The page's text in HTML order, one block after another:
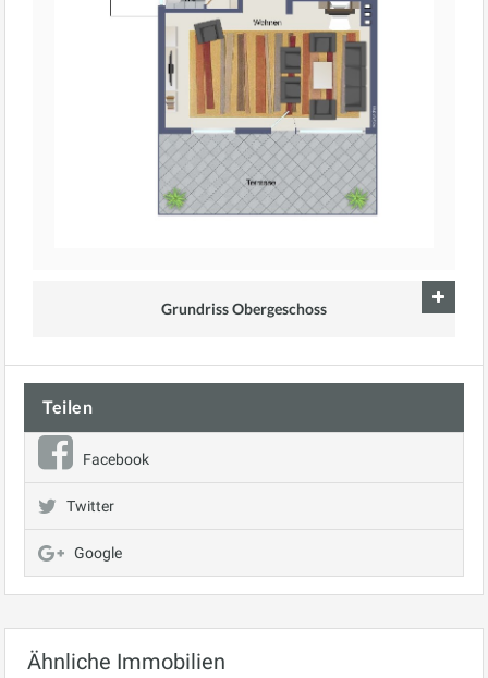
Grundriss Obergeschoss
Teilen
Facebook
Twitter
Google
Ähnliche Immobilien